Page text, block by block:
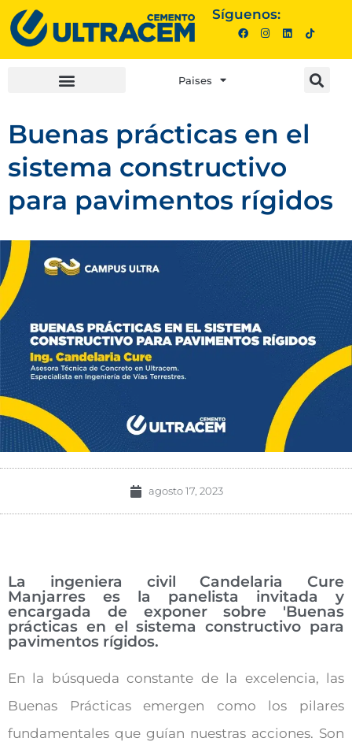
Síguenos:
Paises
Buenas prácticas en el
sistema constructivo
para pavimentos rígidos
agosto 17, 2023
La ingeniera civil Candelaria Cure
Manjarres es la panelista invitada y
encargada de exponer sobre 'Buenas
prácticas en el sistema constructivo para
pavimentos rígidos.
En la búsqueda constante de la excelencia, las
Buenas Prácticas emergen como los pilares
fundamentales que guían nuestras acciones. Son